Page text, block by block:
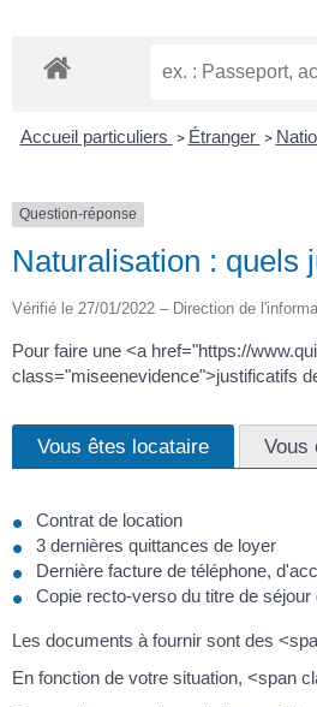
Accueil particuliers > Étranger >
Question-réponse
Naturalisation : quels
Vérifié le 27/01/2022 – Direction de
Pour faire une <a href="https://
class="miseenevidence">justificatifs
Vous êtes locataire Vous
Contrat de location
3 dernières quittances de loyer
Dernière facture de téléphone,
Copie recto-verso du titre de
Les documents à fournir sont des
En fonction de votre situation, <span